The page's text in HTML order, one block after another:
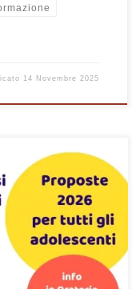
14 Novembre 2025
per le attività